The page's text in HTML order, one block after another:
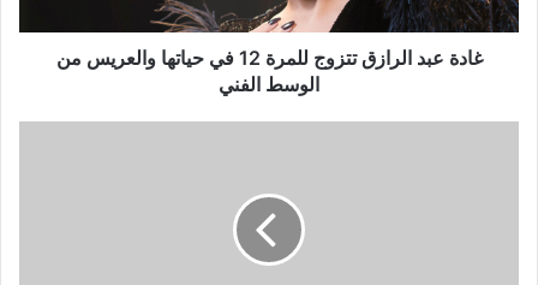
حياتها
والعريس
غادة عبد الرازق تتزوج للمرة 12 في حياتها والعريس من
الوسط الفني